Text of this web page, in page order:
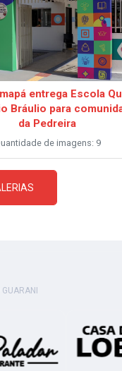
entrega Escola
Bráulio para
da Pedreira
de imagens: 9